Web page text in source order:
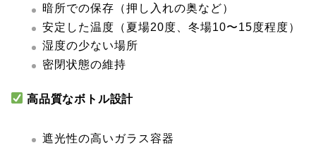
暗所での保存（押し入れの奥など）
安定した温度（夏場20度、冬場10〜15度程度）
湿度の少ない場所
密閉状態の維持
高品質なボトル設計
遮光性の高いガラス容器